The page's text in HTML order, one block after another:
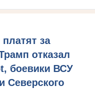
за
отказал
боевики ВСУ
Северского